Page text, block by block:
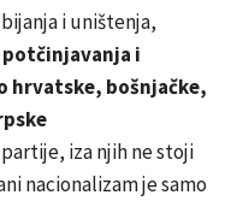
i uništenja,
potčinjavanja i
hrvatske, bošnjačke,
iza njih ne stoji
nacionalizam je samo